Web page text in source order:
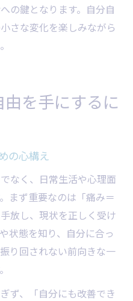
の鍵となります。自分自
さな変化を楽しみながら
を手にするに
の心構え
なく、日常生活や心理面
まず重要なのは「痛み＝
放し、現状を正しく受け
状態を知り、自分に合っ
り回されない前向きな一
ず、「自分にも改善でき